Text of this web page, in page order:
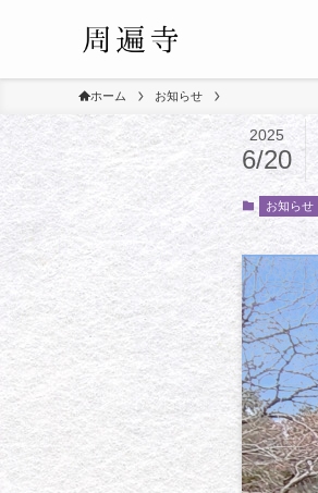
ホーム お知らせ
2025
6/20
お知らせ